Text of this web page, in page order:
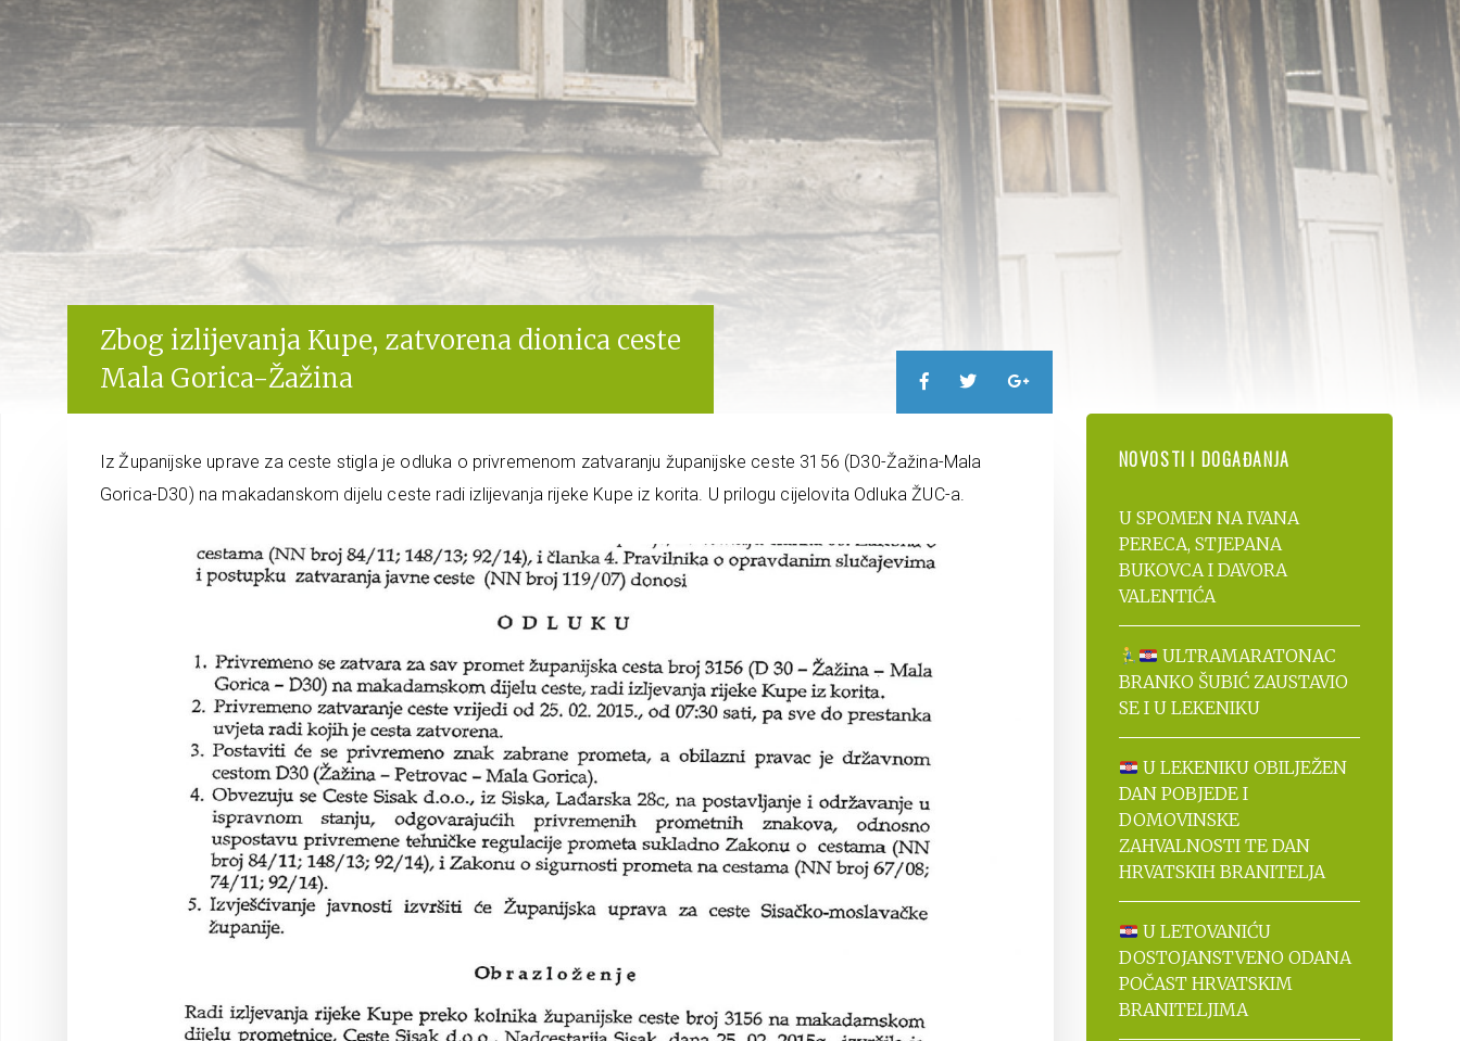
Zbog izlijevanja Kupe, zatvorena dionica ceste
Mala Gorica-Žažina
Iz Županijske uprave za ceste stigla je odluka o privremenom zatvaranju županijske ceste 3156 (D30-Žažina-Mala
Gorica-D30) na makadanskom dijelu ceste radi izlijevanja rijeke Kupe iz korita. U prilogu cijelovita Odluka ŽUC-a.
NOVOSTI I DOGAĐANJA
U SPOMEN NA IVANA
PERECA, STJEPANA
BUKOVCA I DAVORA
VALENTIĆA
ULTRAMARATONAC
BRANKO ŠUBIĆ ZAUSTAVIO
SE I U LEKENIKU
U LEKENIKU OBILJEŽEN
DAN POBJEDE I
DOMOVINSKE
ZAHVALNOSTI TE DAN
HRVATSKIH BRANITELJA
U LETOVANIĆU
DOSTOJANSTVENO ODANA
POČAST HRVATSKIM
BRANITELJIMA